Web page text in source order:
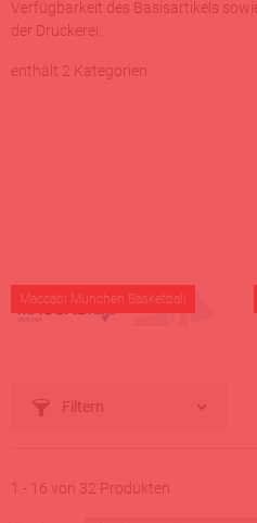
Verfügbarkeit des Basisartikels
der Druckerei.
enthält 2 Kategorien
Maccabi München Basketball
Filtern
1 - 16 von 32 Produkten